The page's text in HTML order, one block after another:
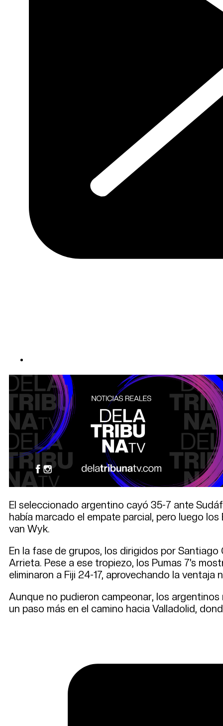
El seleccionado argentino cayó 35-7 ante
había marcado el empate parcial, pero luego
van Wyk.
En la fase de grupos, los dirigidos por
Arrieta. Pese a ese tropiezo, los Pumas 7’s
eliminaron a Fiji 24-17, aprovechando la ventaja
Aunque no pudieron campeonar, los
un paso más en el camino hacia Valladolid,